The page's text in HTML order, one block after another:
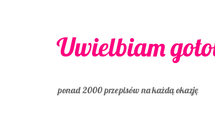
Uwielbiam
ponad 2000 przepisów na każdą okazję